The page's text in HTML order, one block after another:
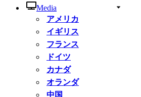
Media
アメリカ
イギリス
フランス
ドイツ
カナダ
オランダ
中国